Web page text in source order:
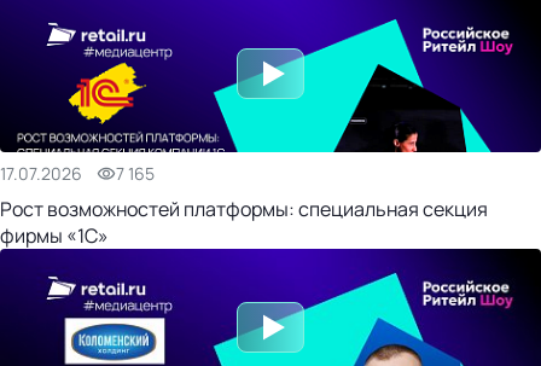
17.07.2026 7 165
Рост возможностей платформы: специальная секция
фирмы «1С»